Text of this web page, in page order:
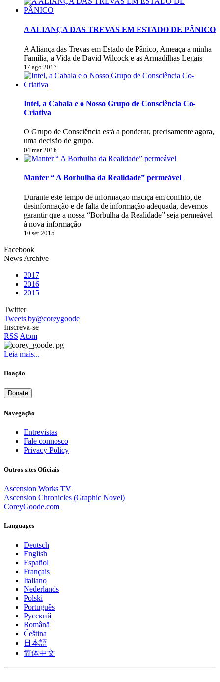
A ALIANÇA DAS TREVAS EM ESTADO DE PÂNICO
A Aliança das Trevas em Estado de Pânico, Ameaça a minha
Família, a Vida de David Wilcock e as Armadilhas Legais
17 ago 2017
Intel, a Cabala e o Nosso Grupo de Consciência Co-
Criativa
O Grupo de Consciência está a ponderar, precisamente agora,
uma decisão de grupo.
04 mar 2016
Manter “ A Borbulha da Realidade” permeável
Durante este tempo de informação maciça em conflito, de
desinformação e de falta de informação adequada, devemos
garantir que a nossa “Borbulha da Realidade” seja permeável
à nova informação.
10 set 2015
Facebook
News Archive
2017
2016
2015
Twitter
Tweets by@coreygoode
Inscreva-se
RSS Atom
Leia mais...
Doação
Donate
Navegação
Entrevistas
Fale connosco
Privacy Policy
Outros sites Oficiais
Ascension Works TV
Ascension Chronicles (Graphic Novel)
CoreyGoode.com
Languages
Deutsch
English
Español
Français
Italiano
Nederlands
Polski
Português
Pусский
Română
Čeština
日本語
简体中文